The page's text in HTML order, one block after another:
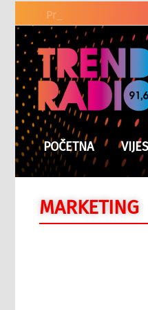
Problem električnih
POČETNA
MARKETING